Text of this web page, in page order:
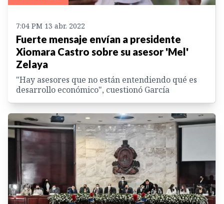
7:04 PM 13 abr. 2022
Fuerte mensaje envían a presidente
Xiomara Castro sobre su asesor 'Mel'
Zelaya
"Hay asesores que no están entendiendo qué es
desarrollo económico", cuestionó García